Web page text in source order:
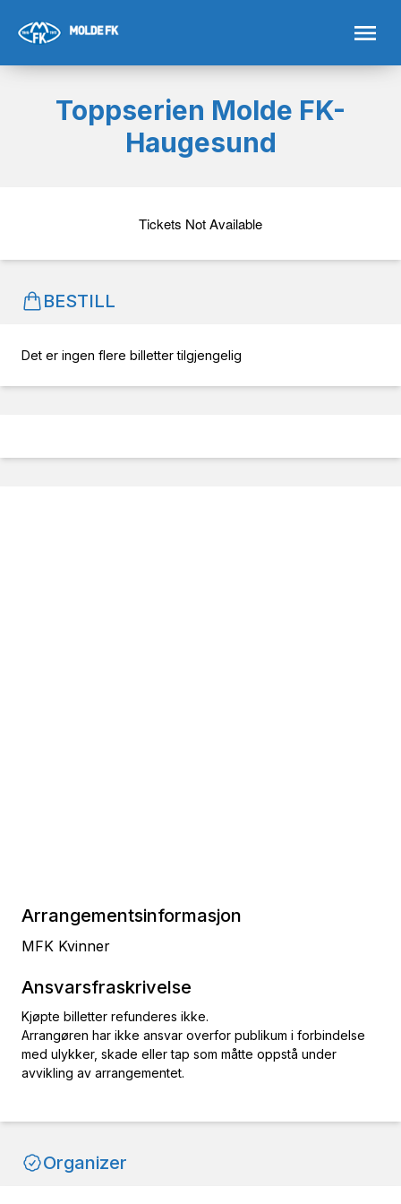
Toppserien Molde FK-
Haugesund
Tickets Not Available
BESTILL
Det er ingen flere billetter tilgjengelig
Arrangementsinformasjon
MFK Kvinner
Ansvarsfraskrivelse
Kjøpte billetter refunderes ikke.
Arrangøren har ikke ansvar overfor publikum i forbindelse
med ulykker, skade eller tap som måtte oppstå under
avvikling av arrangementet.
Organizer